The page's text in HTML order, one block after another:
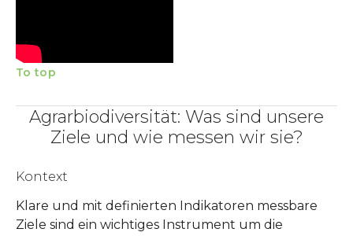
To top
Agrarbiodiversität: Was sind unsere
Ziele und wie messen wir sie?
Kontext
Klare und mit definierten Indikatoren messbare
Ziele sind ein wichtiges Instrument um die